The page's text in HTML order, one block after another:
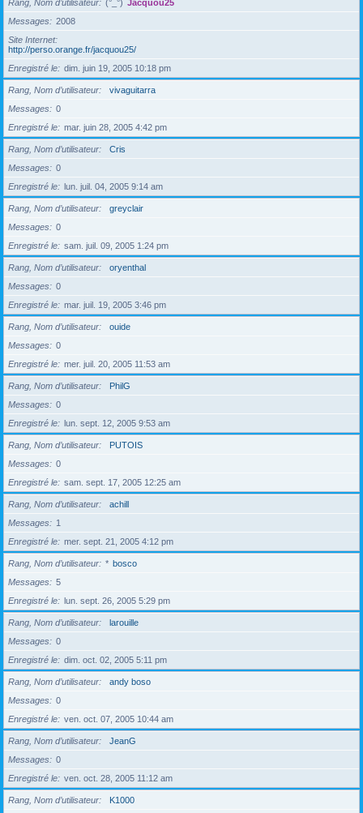
Rang, Nom d’utilisateur (°_°) Jacquou25
Messages
2008
Site Internet
http://perso.orange.fr/jacquou25/
Enregistré le
dim. juin 19, 2005 10:18 pm
Rang, Nom d’utilisateur
vivaguitarra
Messages
0
Enregistré le
mar. juin 28, 2005 4:42 pm
Rang, Nom d’utilisateur
Cris
Messages
0
Enregistré le
lun. juil. 04, 2005 9:14 am
Rang, Nom d’utilisateur
greyclair
Messages
0
Enregistré le
sam. juil. 09, 2005 1:24 pm
Rang, Nom d’utilisateur
oryenthal
Messages
0
Enregistré le
mar. juil. 19, 2005 3:46 pm
Rang, Nom d’utilisateur
ouide
Messages
0
Enregistré le
mer. juil. 20, 2005 11:53 am
Rang, Nom d’utilisateur
PhilG
Messages
0
Enregistré le
lun. sept. 12, 2005 9:53 am
Rang, Nom d’utilisateur
PUTOIS
Messages
0
Enregistré le
sam. sept. 17, 2005 12:25 am
Rang, Nom d’utilisateur
achill
Messages
1
Enregistré le
mer. sept. 21, 2005 4:12 pm
Rang, Nom d’utilisateur * bosco
Messages
5
Enregistré le
lun. sept. 26, 2005 5:29 pm
Rang, Nom d’utilisateur
larouille
Messages
0
Enregistré le
dim. oct. 02, 2005 5:11 pm
Rang, Nom d’utilisateur
andy boso
Messages
0
Enregistré le
ven. oct. 07, 2005 10:44 am
Rang, Nom d’utilisateur
JeanG
Messages
0
Enregistré le
ven. oct. 28, 2005 11:12 am
Rang, Nom d’utilisateur
K1000